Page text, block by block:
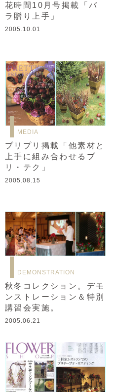
花時間10月号掲載「バ
ラ贈り上手」
2005.10.01
MEDIA
プリプリ掲載「他素材と
上手に組み合わせるプ
リ・テク」
2005.08.15
DEMONSTRATION
秋冬コレクション。デモ
ンストレーション＆特別
講習会実施。
2005.06.21